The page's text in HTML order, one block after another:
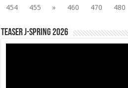
454
455 » 460 470 480
Teaser J-Spring 2026